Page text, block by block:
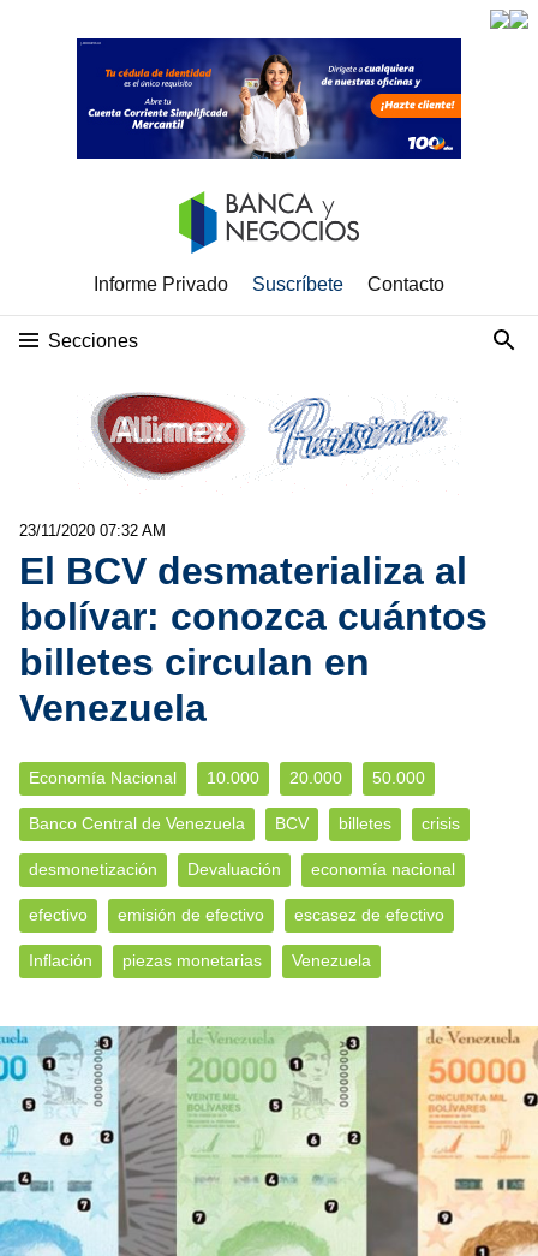
Informe Privado Suscríbete Contacto
Secciones
23/11/2020 07:32 AM
El BCV desmaterializa al
bolívar: conozca cuántos
billetes circulan en
Venezuela
Economía Nacional 10.000 20.000 50.000
Banco Central de Venezuela BCV billetes crisis
desmonetización Devaluación economía nacional
efectivo emisión de efectivo escasez de efectivo
Inflación piezas monetarias Venezuela